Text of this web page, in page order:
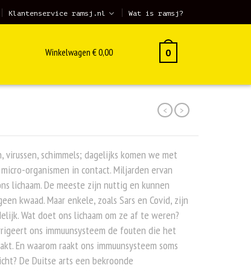
Klantenservice ramsj.nl Wat is ramsj?
Winkelwagen €0,00 0
< >
virussen, schimmels; dagelijks komen we met
organismen in contact. Miljarden ervan
lichaam. De meeste zijn nuttig en kunnen
kwaad. Maar enkele, zoals Sars en Covid, zijn
Wat doet ons lichaam om ze af te weren?
ons immuunsysteem de fouten die het
En waarom raakt ons immuunsysteem soms
De Duitse arts een bekroonde